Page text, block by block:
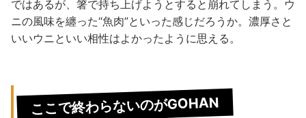
ではあるが、箸で持ち上げようとすると崩れてしまう。ウ
ニの風味を纏った“魚肉”といった感じだろうか。濃厚さと
いいウニといい相性はよかったように思える。
ここで終わらないのがGOHAN